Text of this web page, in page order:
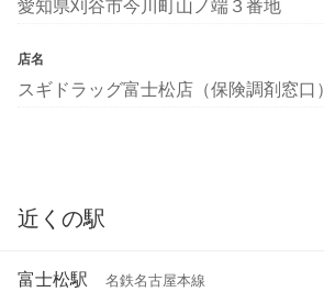
愛知県刈谷市今川町山ノ端３番地
店名
スギドラッグ富士松店（保険調剤窓口）
近くの駅
富士松駅 名鉄名古屋本線